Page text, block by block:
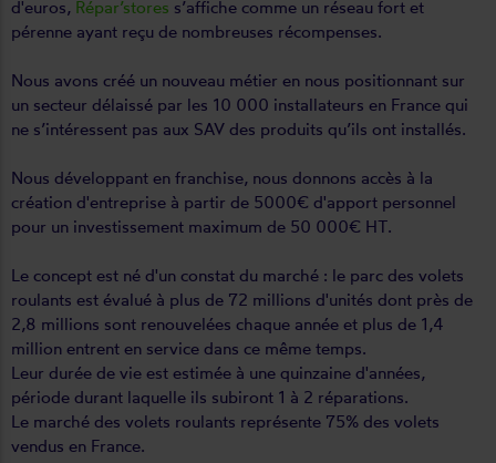
d'euros, Répar’stores s’affiche comme un réseau fort et
pérenne ayant reçu de nombreuses récompenses.
Nous avons créé un nouveau métier en nous positionnant sur
un secteur délaissé par les 10 000 installateurs en France qui
ne s’intéressent pas aux SAV des produits qu’ils ont installés.
Nous développant en franchise, nous donnons accès à la
création d'entreprise à partir de 5000€ d'apport personnel
pour un investissement maximum de 50 000€ HT.
Le concept est né d'un constat du marché : le parc des volets
roulants est évalué à plus de 72 millions d'unités dont près de
2,8 millions sont renouvelées chaque année et plus de 1,4
million entrent en service dans ce même temps.
Leur durée de vie est estimée à une quinzaine d'années,
période durant laquelle ils subiront 1 à 2 réparations.
Le marché des volets roulants représente 75% des volets
vendus en France.